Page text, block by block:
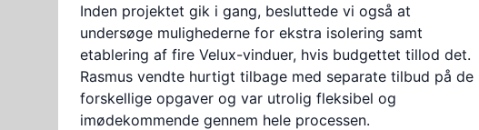
Inden projektet gik i gang, besluttede vi også at
undersøge mulighederne for ekstra isolering samt
etablering af fire Velux-vinduer, hvis budgettet tillod det.
Rasmus vendte hurtigt tilbage med separate tilbud på de
forskellige opgaver og var utrolig fleksibel og
imødekommende gennem hele processen.